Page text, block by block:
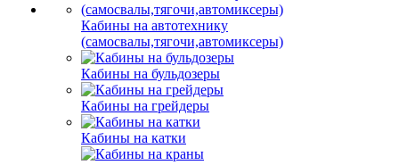
Кабины на автотехнику
(самосвалы,тягочи,автомиксеры)
Кабины на бульдозеры
Кабины на грейдеры
Кабины на катки